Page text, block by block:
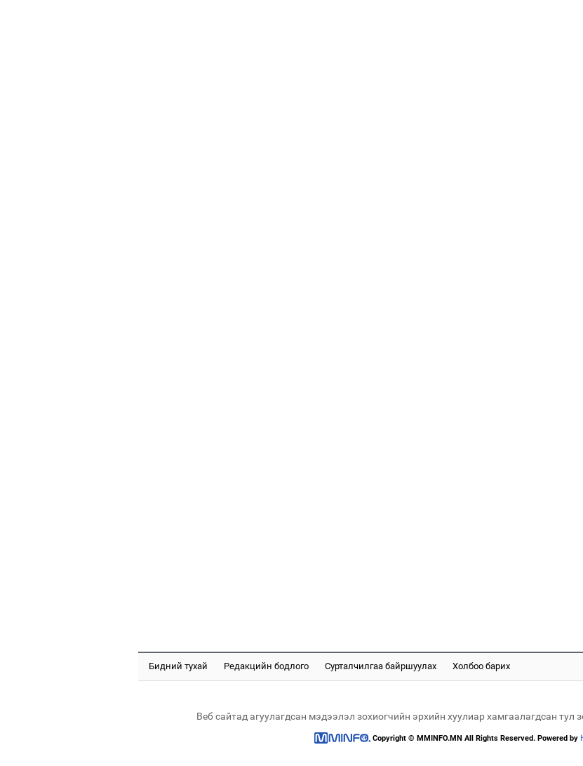
Бидний тухай Редакцийн бодлого Сурталчилгаа байршуулах Холбоо барих
Веб сайтад агуулагдсан мэдээлэл зохиогчийн эрхийн хуулиар хамгаалагдсан тул
Copyright © MMINFO.MN All Rights Reserved. Powered by